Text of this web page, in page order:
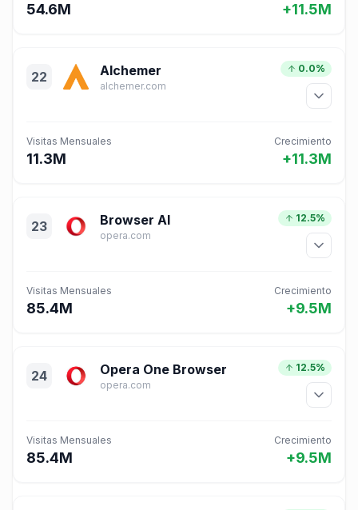
54.6M +11.5M
22 Alchemer
alchemer.com
0.0%
Visitas Mensuales
11.3M
Crecimiento
+11.3M
23 Browser AI
opera.com
12.5%
Visitas Mensuales
85.4M
Crecimiento
+9.5M
24 Opera One Browser
opera.com
12.5%
Visitas Mensuales
85.4M
Crecimiento
+9.5M